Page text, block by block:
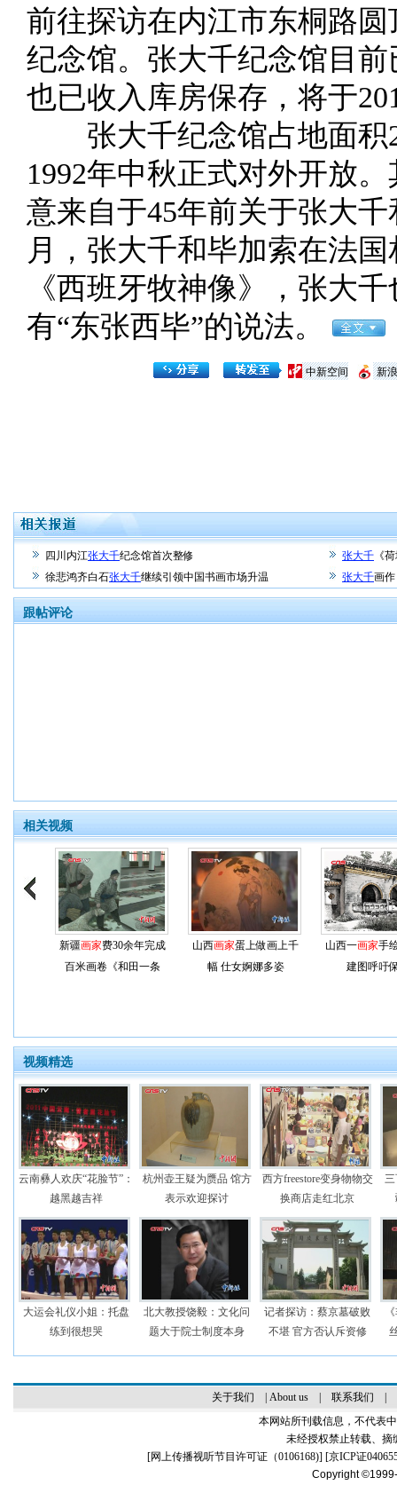
前往探访在内江市东桐路
纪念馆。张大千纪念馆目
也已收入库房保存，将于
张大千纪念馆占地面积
1992年中秋正式对外开放
意来自于45年前关于张大
月，张大千和毕加索在法
《西班牙牧神像》，张大
有“东张西毕”的说法。
新
中新空间
四川内江张大千纪念馆首次整修 张大千 《
徐悲鸿齐白石张大千继续引领中国书画市场升温 张大千画
跟帖评论
相关视频
新疆画家费30余年完成
百米画卷《和田一条
山西画家蛋上做画上千
幅 仕女婀娜多姿
山西一画家手
建图呼吁
视频精选
云南彝人欢庆“花脸节”：
越黑越吉祥
杭州壶王疑为赝品 馆方
表示欢迎探讨
西方freestore变身物物交
换商店走红北京
大运会礼仪小姐：托盘
练到很想哭
北大教授饶毅：文化问
题大于院士制度本身
记者探访：蔡京墓破败
不堪 官方否认斥资修
关于我们 About us| 联系我们
本网站所刊载信息，不代表
未经授权禁止转载、摘
[网上传播视听节目许可证（0106168)] [京ICP证
Copyright